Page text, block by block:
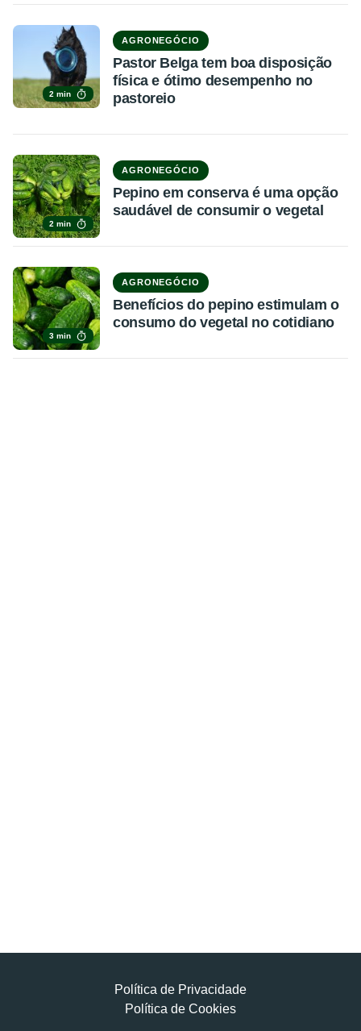
2 min
AGRONEGÓCIO
Pastor Belga tem boa disposição
física e ótimo desempenho no
pastoreio
2 min
AGRONEGÓCIO
Pepino em conserva é uma opção
saudável de consumir o vegetal
3 min
AGRONEGÓCIO
Benefícios do pepino estimulam o
consumo do vegetal no cotidiano
Política de Privacidade
Política de Cookies